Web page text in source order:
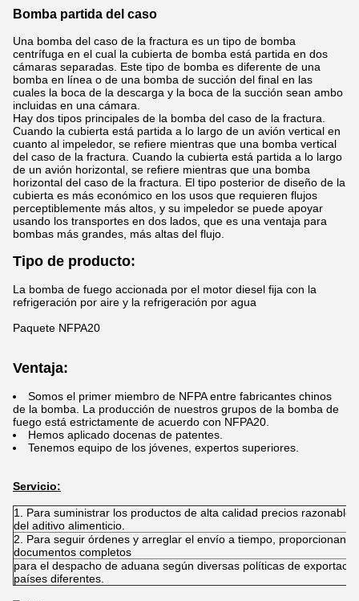
Bomba partida del caso
Una bomba del caso de la fractura es un tipo de bomba
centrífuga en el cual la cubierta de bomba está partida en dos
cámaras separadas. Este tipo de bomba es diferente de una
bomba en línea o de una bomba de succión del final en las
cuales la boca de la descarga y la boca de la succión sean ambo
incluidas en una cámara.
Hay dos tipos principales de la bomba del caso de la fractura.
Cuando la cubierta está partida a lo largo de un avión vertical en
cuanto al impeledor, se refiere mientras que una bomba vertical
del caso de la fractura. Cuando la cubierta está partida a lo largo
de un avión horizontal, se refiere mientras que una bomba
horizontal del caso de la fractura. El tipo posterior de diseño de la
cubierta es más económico en los usos que requieren flujos
perceptiblemente más altos, y su impeledor se puede apoyar
usando los transportes en dos lados, que es una ventaja para
bombas más grandes, más altas del flujo.
Tipo de producto:
La bomba de fuego accionada por el motor diesel fija con la
refrigeración por aire y la refrigeración por agua
Paquete NFPA20
Ventaja:
Somos el primer miembro de NFPA entre fabricantes chinos
de la bomba. La producción de nuestros grupos de la bomba de
fuego está estrictamente de acuerdo con NFPA20.
Hemos aplicado docenas de patentes.
Tenemos equipo de los jóvenes, expertos superiores.
Servicio:
1. Para suministrar los productos de alta calidad precios
del aditivo alimenticio.
2. Para seguir órdenes y arreglar el envío a tiempo, proporcionando
documentos completos
para el despacho de aduana según diversas políticas de
países diferentes.